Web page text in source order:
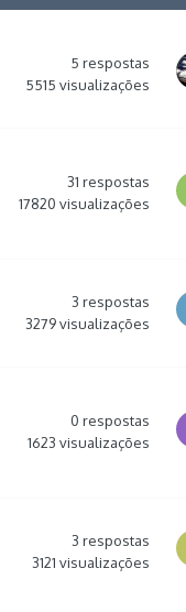
5 respostas
5515 visualizações
31 respostas
17820 visualizações
3 respostas
3279 visualizações
0 respostas
1623 visualizações
3 respostas
3121 visualizações